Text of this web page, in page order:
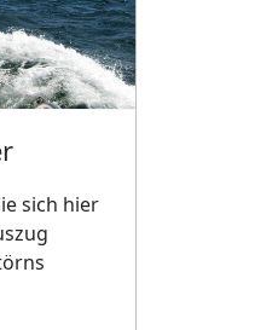
sich hier